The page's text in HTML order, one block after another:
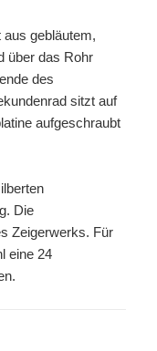
gebläutem,
über das Rohr
des
sitzt auf
aufgeschraubt
Die
Zeigerwerks. Für
eine 24